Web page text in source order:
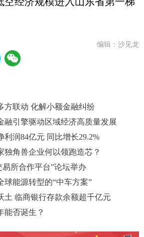
编辑：沙见龙
方联动 化解小额金融纠纷
融引擎驱动区域经济高质量发展
润84亿元 同比增长29.2%
独角兽企业何以领跑造芯？
所合作平台”论坛举办
球能源转型的“中车方案”
土 临商银行存款余额超千亿元
能否诞生？